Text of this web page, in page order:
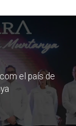
el país de